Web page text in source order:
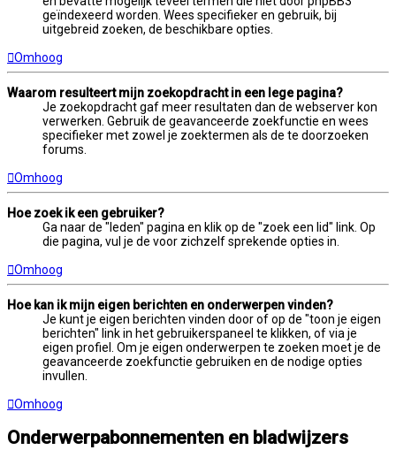
geïndexeerd worden. Wees specifieker en gebruik, bij
uitgebreid zoeken, de beschikbare opties.
Omhoog
Waarom resulteert mijn zoekopdracht in een lege pagina?
Je zoekopdracht gaf meer resultaten dan de webserver kon
verwerken. Gebruik de geavanceerde zoekfunctie en wees
specifieker met zowel je zoektermen als de te doorzoeken
forums.
Omhoog
Hoe zoek ik een gebruiker?
Ga naar de "leden" pagina en klik op de "zoek een lid" link. Op
die pagina, vul je de voor zichzelf sprekende opties in.
Omhoog
Hoe kan ik mijn eigen berichten en onderwerpen vinden?
Je kunt je eigen berichten vinden door of op de "toon je eigen
berichten" link in het gebruikerspaneel te klikken, of via je
eigen profiel. Om je eigen onderwerpen te zoeken moet je de
geavanceerde zoekfunctie gebruiken en de nodige opties
invullen.
Omhoog
Onderwerpabonnementen en bladwijzers